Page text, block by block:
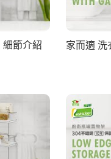
細節介紹 家而適 洗